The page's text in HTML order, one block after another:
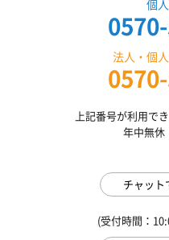
個
法人・個
上記番号が利用で
年中無休
チャット
(受付時間：